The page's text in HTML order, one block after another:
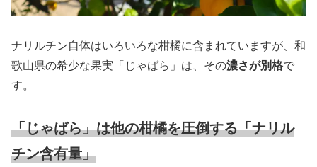
ナリルチン自体はいろいろな柑橘に含まれていますが、和
歌山県の希少な果実「じゃばら」は、その濃さが別格で
す。
「じゃばら」は他の柑橘を圧倒する「ナリル
チン含有量」